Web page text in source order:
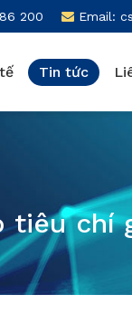
200 Email:
Tin tức
tiêu chí